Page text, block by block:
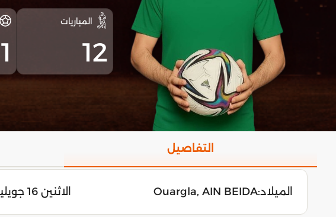
المباريات
12
1
التفاصيل
الميلاد:Ouargla, AIN BEIDA الاثنين 16 جويلية 2007